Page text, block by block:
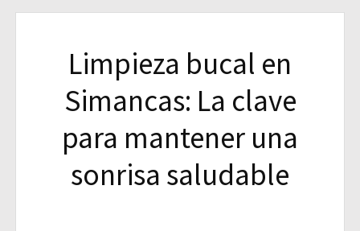
Limpieza bucal en
Simancas: La clave
para mantener una
sonrisa saludable